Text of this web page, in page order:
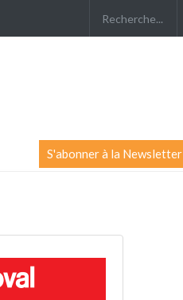
S'abonner à la Newsletter